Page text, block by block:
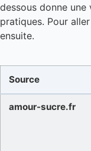
dessous donne une
pratiques. Pour
ensuite.
Source
amour-sucre.fr